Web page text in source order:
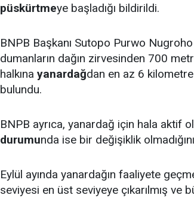
püskürtmeye başladığı bildirildi.
BNPB Başkanı Sutopo Purwo Nugroho
dumanların dağın zirvesinden 700
halkına yanardağdan en az 6 kilometre
bulundu.
BNPB ayrıca, yanardağ için hala aktif
durumunda ise bir değişiklik
Eylül ayında yanardağın faaliyete
seviyesi en üst seviyeye çıkarılmış ve